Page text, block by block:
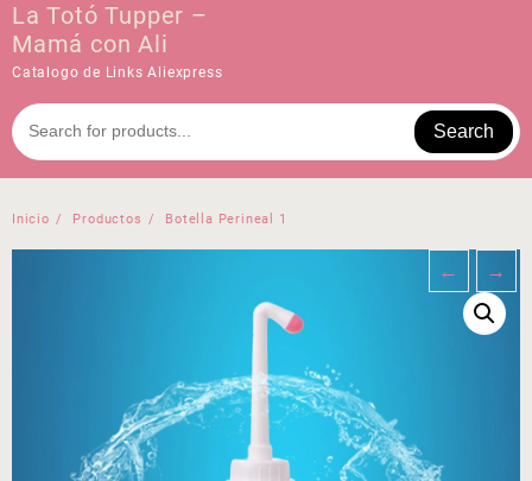
La Totó Tupper –
Mamá con Ali
Catalogo de Links Aliexpress
Search
Inicio Productos Botella Perineal 1
← →